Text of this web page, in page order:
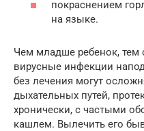
покраснением
на языке.
Чем младше ребенок, тем
вирусные инфекции
без лечения могут
дыхательных путей,
хронически, с частыми
кашлем. Вылечить его